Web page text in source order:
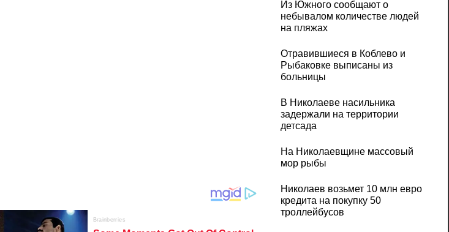
Из Южного сообщают о
небывалом количестве людей
на пляжах
Отравившиеся в Коблево и
Рыбаковке выписаны из
больницы
В Николаеве насильника
задержали на территории
детсада
На Николаевщине массовый
мор рыбы
Николаев возьмет 10 млн евро
кредита на покупку 50
троллейбусов